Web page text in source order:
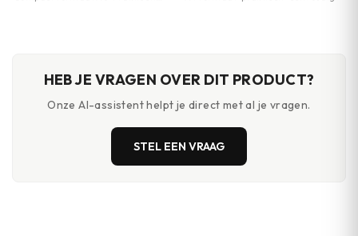
HEB JE VRAGEN OVER DIT PRODUCT?
Onze AI-assistent helpt je direct met al je vragen.
STEL EEN VRAAG